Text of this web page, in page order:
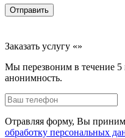
Отправить
Заказать услугу «»
Мы перезвоним в течение
анонимность.
Отравляя форму, Вы
обработку персональных